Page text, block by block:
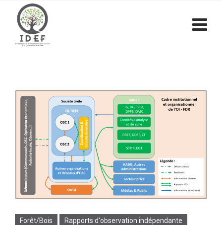
Forêt/Bois Rapports d'observation indépendante